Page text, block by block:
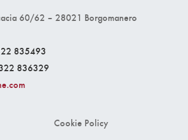
60/62 – 28021 Borgomanero
835493
836329
Cookie Policy